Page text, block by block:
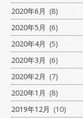
2020年6月 (8)
2020年5月 (6)
2020年4月 (5)
2020年3月 (6)
2020年2月 (7)
2020年1月 (8)
2019年12月 (10)